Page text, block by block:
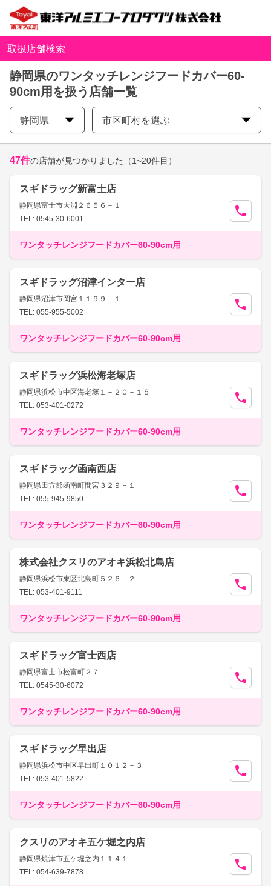
取扱店舗検索
静岡県のワンタッチレンジフードカバー60-
90cm用を扱う店舗一覧
静岡県 市区町村を選ぶ
47件の店舗が見つかりました （1~20件目）
スギドラッグ新富士店
静岡県富士市大淵２６５６－１
TEL: 0545-30-6001
ワンタッチレンジフードカバー60-90cm用
スギドラッグ沼津インター店
静岡県沼津市岡宮１１９９－１
TEL: 055-955-5002
ワンタッチレンジフードカバー60-90cm用
スギドラッグ浜松海老塚店
静岡県浜松市中区海老塚１－２０－１５
TEL: 053-401-0272
ワンタッチレンジフードカバー60-90cm用
スギドラッグ函南西店
静岡県田方郡函南町間宮３２９－１
TEL: 055-945-9850
ワンタッチレンジフードカバー60-90cm用
株式会社クスリのアオキ浜松北島店
静岡県浜松市東区北島町５２６－２
TEL: 053-401-9111
ワンタッチレンジフードカバー60-90cm用
スギドラッグ富士西店
静岡県富士市松富町２７
TEL: 0545-30-6072
ワンタッチレンジフードカバー60-90cm用
スギドラッグ早出店
静岡県浜松市中区早出町１０１２－３
TEL: 053-401-5822
ワンタッチレンジフードカバー60-90cm用
クスリのアオキ五ケ堀之内店
静岡県焼津市五ケ堀之内１１４１
TEL: 054-639-7878